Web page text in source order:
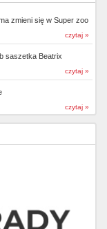
zmieni się w Super zoo
czytaj »
saszetka Beatrix
czytaj »
czytaj »